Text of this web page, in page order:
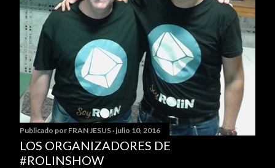
Publicado por FRAN JESUS julio 10, 2016
LOS ORGANIZADORES DE
‪#‎ROLINSHOW